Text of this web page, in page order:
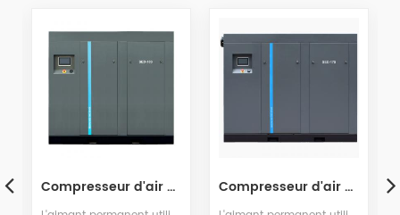
Compresseur d'air à vis VSD à deux étages PM série 100HPSED Compresseur d'air à vis VSD à deux étages PM série 175HPSED